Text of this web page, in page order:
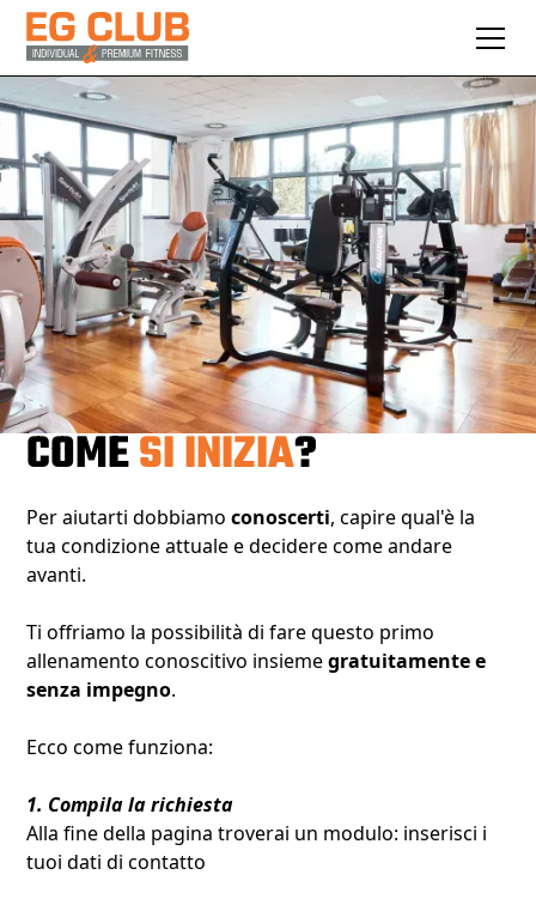
COMESI INIZIA?
Per aiutarti dobbiamoconoscerti, capire qual'è la
tua condizione attuale e decidere come andare
avanti.
Ti offriamo la possibilità di fare questo primo
allenamento conoscitivo insiemegratuitamente e
senza impegno.
Ecco come funziona:
1. Compila la richiesta
Alla fine della pagina troverai un modulo: inserisci i
tuoi dati di contatto